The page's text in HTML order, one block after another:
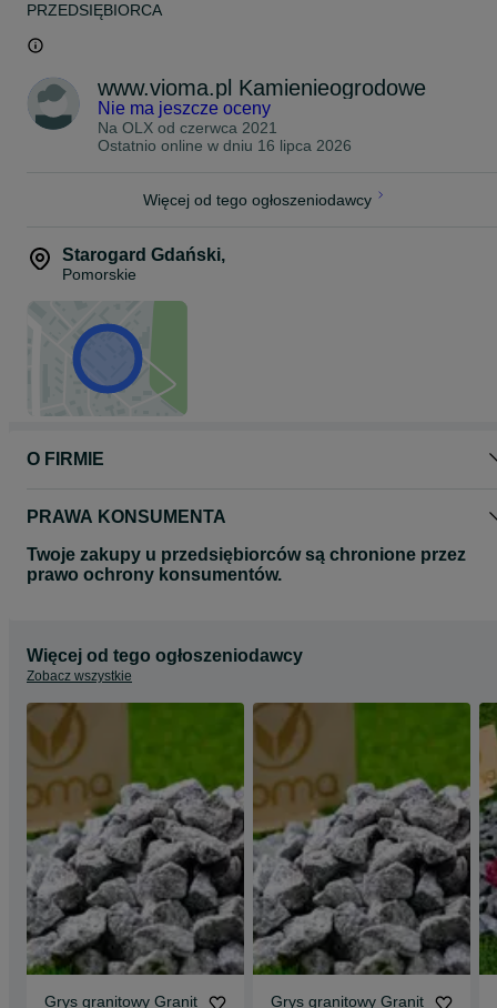
PRZEDSIĘBIORCA
www.vioma.pl Kamienieogrodowe
Nie ma jeszcze oceny
Na OLX od czerwca 2021
Ostatnio online w dniu 16 lipca 2026
Więcej od tego ogłoszeniodawcy
Starogard Gdański,
Pomorskie
O FIRMIE
PRAWA KONSUMENTA
Twoje zakupy u przedsiębiorców są chronione przez
prawo ochrony konsumentów.
Więcej od tego ogłoszeniodawcy
Zobacz wszystkie
Grys granitowy Granit
Grys granitowy Granit